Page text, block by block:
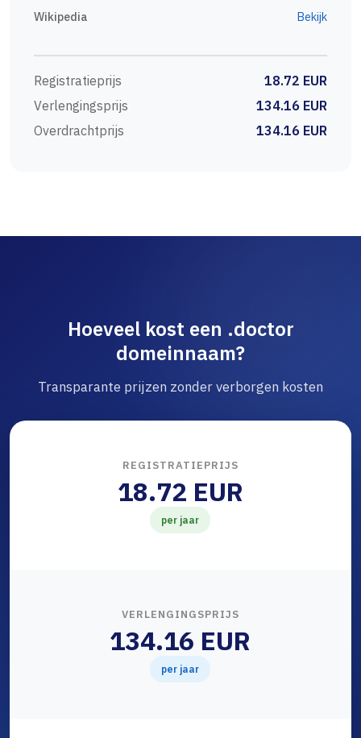
Wikipedia Bekijk
Registratieprijs
18.72 EUR
Verlengingsprijs
134.16 EUR
Overdrachtprijs
134.16 EUR
Hoeveel kost een .doctor
domeinnaam?
Transparante prijzen zonder verborgen kosten
REGISTRATIEPRIJS
18.72 EUR
per jaar
VERLENGINGSPRIJS
134.16 EUR
per jaar